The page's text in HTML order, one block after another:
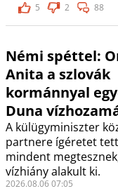
5
2 88
Némi spéttel:
Anita a szlovák
kormánnyal
Duna
A külügyminiszter
partnere ígéretet
mindent
vízhiány alakult ki.
2026.08.06 07:05